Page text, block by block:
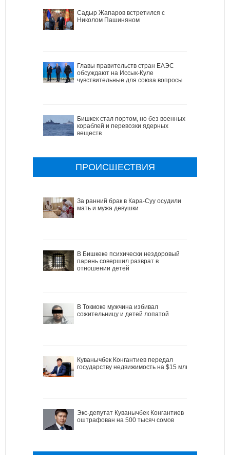
Садыр Жапаров встретился с
Николом Пашиняном
Главы правительств стран ЕАЭС
обсуждают на Иссык-Куле
чувствительные для союза вопросы
Бишкек стал портом, но без военных
кораблей и перевозки ядерных
веществ
ПРОИСШЕСТВИЯ
За ранний брак в Кара-Суу осудили
мать и мужа девушки
В Бишкеке психически нездоровый
парень совершил разврат в
отношении детей
В Токмоке мужчина избивал
сожительницу и детей лопатой
Куванычбек Конгантиев передал
государству недвижимость на $15 млн
Экс-депутат Куванычбек Конгантиев
оштрафован на 500 тысяч сомов